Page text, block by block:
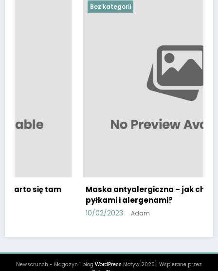
Maska antyalergiczna – jak chronić się przed
pyłkami i alergenami?
Adam
Newscrunch - Magazyn i blog WordPress Motyw 2026 | Wspierane przez